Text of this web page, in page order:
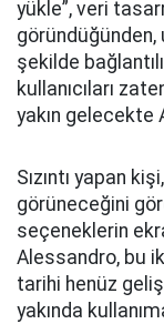
yükle”, veri
göründüğünden,
şekilde
kullanıcıları
yakın gelecekte
Sızıntı yapan
görüneceğini
seçeneklerin
Alessandro, bu
tarihi henüz
yakında